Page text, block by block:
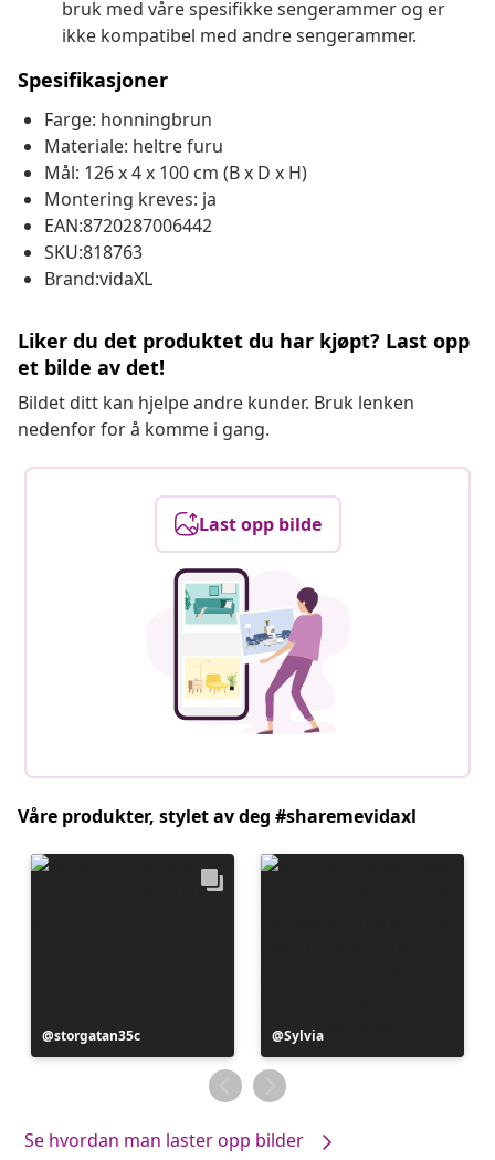
bruk med våre spesifikke sengerammer og er
ikke kompatibel med andre sengerammer.
Spesifikasjoner
Farge: honningbrun
Materiale: heltre furu
Mål: 126 x 4 x 100 cm (B x D x H)
Montering kreves: ja
EAN:8720287006442
SKU:818763
Brand:vidaXL
Liker du det produktet du har kjøpt? Last opp
et bilde av det!
Bildet ditt kan hjelpe andre kunder. Bruk lenken
nedenfor for å komme i gang.
Last opp bilde
Våre produkter, stylet av deg #sharemevidaxl
Innlegg
publisert
storgatan35c
Innlegg
publisert
av
Sylvia
Se hvordan man laster opp bilder